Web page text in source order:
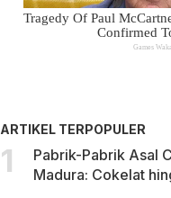
ARTIKEL TERPOPULER
Pabrik-Pabrik Asal
Madura: Cokelat